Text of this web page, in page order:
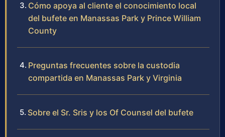
Cómo apoya al cliente el conocimiento local
del bufete en Manassas Park y Prince William
County
Preguntas frecuentes sobre la custodia
compartida en Manassas Park y Virginia
Sobre el Sr. Sris y los Of Counsel del bufete